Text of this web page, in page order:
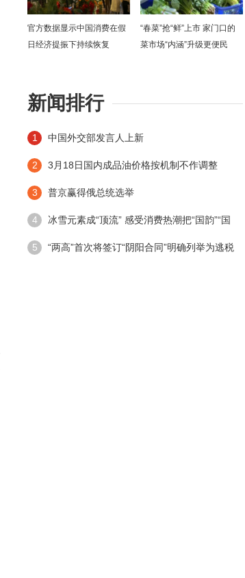
官方数据显示中国消费在假
日经济提振下持续恢复
“春菜”抢“鲜”上市 家门口的
菜市场“内涵”升级更便民
新闻排行
1 中国外交部发言人上新
2 3月18日国内成品油价格按机制不作调整
3 普京赢得俄总统选举
4 冰雪元素成“顶流” 感受消费热潮把“国韵”“国
潮”带回家
5 “两高”首次将签订“阴阳合同”明确列举为逃税